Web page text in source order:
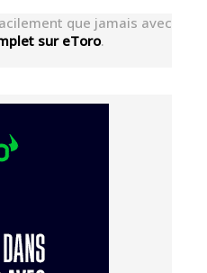
que jamais avec
sur eToro.